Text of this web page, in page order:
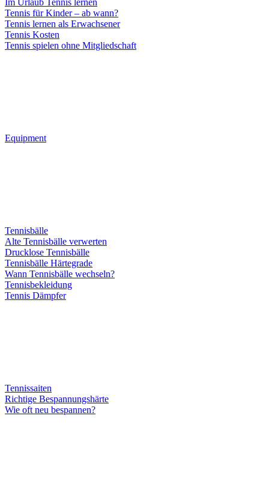
Im Urlaub Tennis lernen
Tennis für Kinder – ab wann?
Tennis lernen als Erwachsener
Tennis Kosten
Tennis spielen ohne Mitgliedschaft
Equipment
Tennisbälle
Alte Tennisbälle verwerten
Drucklose Tennisbälle
Tennisbälle Härtegrade
Wann Tennisbälle wechseln?
Tennisbekleidung
Tennis Dämpfer
Tennissaiten
Richtige Bespannungshärte
Wie oft neu bespannen?